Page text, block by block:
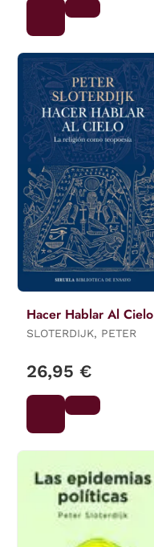
Hacer Hablar Al Cielo
SLOTERDIJK, PETER
26,95 €